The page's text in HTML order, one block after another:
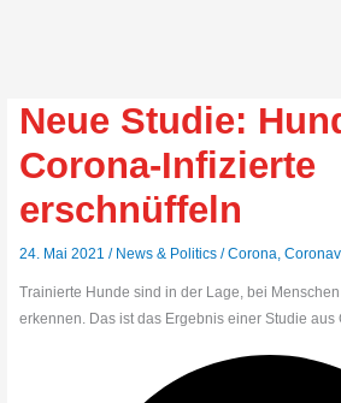
Neue Studie:
Corona-Infizierte
erschnüffeln
24. Mai 2021/ News & Politics /Corona ,
Trainierte Hunde sind in der Lage, bei
erkennen. Das ist das Ergebnis einer Studie aus